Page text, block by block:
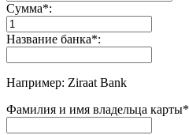
Сумма*:
Название банка*:
Например: Ziraat Bank
Фамилия и имя владельца карты*